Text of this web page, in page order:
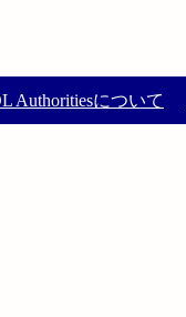
Authoritiesについて